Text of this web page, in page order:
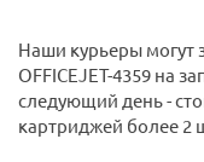
Наши курьеры могут
OFFICEJET-4359 на
следующий день -
картриджей более 2